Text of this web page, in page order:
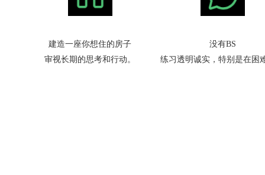
建造一座你想住的房子
审视长期的思考和行动。
没有BS
练习透明诚实，特别是在困